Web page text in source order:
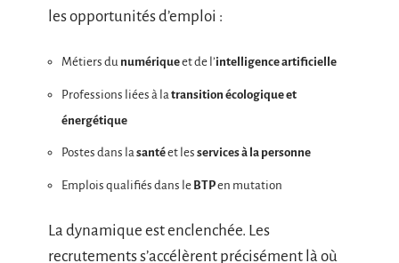
les opportunités d’emploi :
Métiers du numériqueet de l’intelligence artificielle
Professions liées à la transition écologique et
énergétique
Postes dans lasantéet les services à la personne
Emplois qualifiés dans le BTPen mutation
La dynamique est enclenchée. Les
recrutements s’accélèrent précisément là où